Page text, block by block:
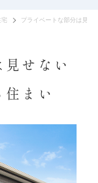
プライベートな部分は見せ
見せない
まい